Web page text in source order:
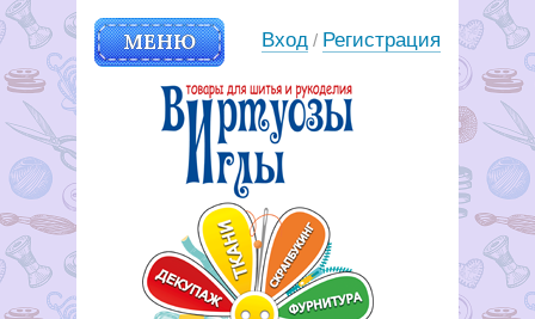
МЕНЮ Вход / Регистрация